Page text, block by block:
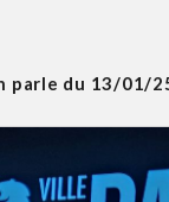
parle du 13/01/